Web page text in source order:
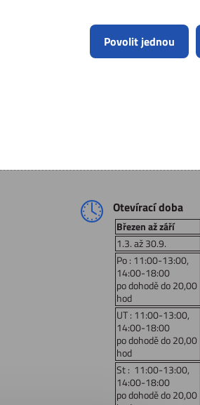
Povolit jednou
Otevírací doba
Březen až září
1.3. až 30.9.
Po : 11:00-13:00,
14:00-18:00
po dohodě do 20,00
hod
UT : 11:00-13:00,
14:00-18:00
po dohodě do 20,00
hod
St : 11:00-13:00,
14:00-18:00
po dohodě do 20,00